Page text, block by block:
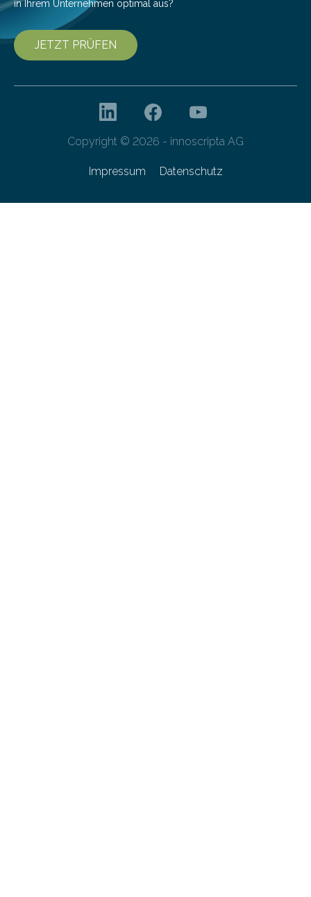
in Ihrem Unternehmen optimal aus?
JETZT PRÜFEN
Copyright © 2026 - innoscripta AG
Impressum Datenschutz